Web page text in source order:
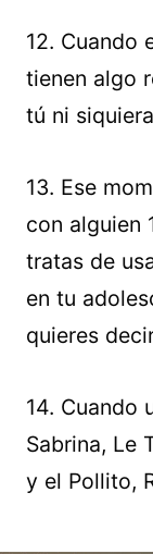
12. Cuando
tienen algo
tú ni
13. Ese
con alguien
tratas de
en tu
quieres
14. Cuando
Sabrina, Le
y el Pollito,